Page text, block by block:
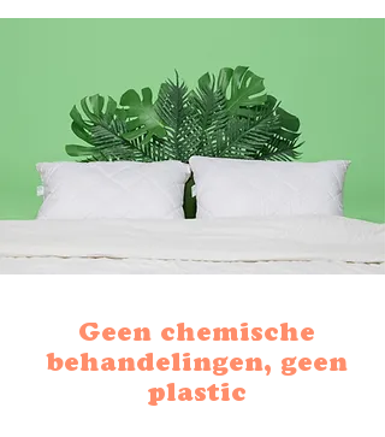
Geen chemische
behandelingen, geen
plastic